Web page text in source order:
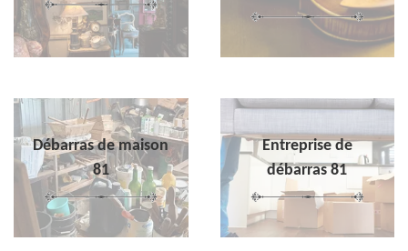
Débarras de maison
81
Entreprise de
débarras 81